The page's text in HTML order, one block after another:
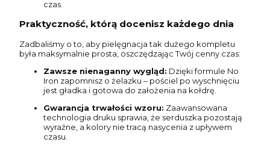
czas.
Praktyczność, którą docenisz każdego dnia
Zadbaliśmy o to, aby pielęgnacja tak dużego kompletu
była maksymalnie prosta, oszczędzając Twój cenny czas:
Zawsze nienaganny wygląd: Dzięki formule No
Iron zapomnisz o żelazku – pościel po wyschnięciu
jest gładka i gotowa do założenia na kołdrę.
Gwarancja trwałości wzoru: Zaawansowana
technologia druku sprawia, że serduszka pozostają
wyraźne, a kolory nie tracą nasycenia z upływem
czasu.